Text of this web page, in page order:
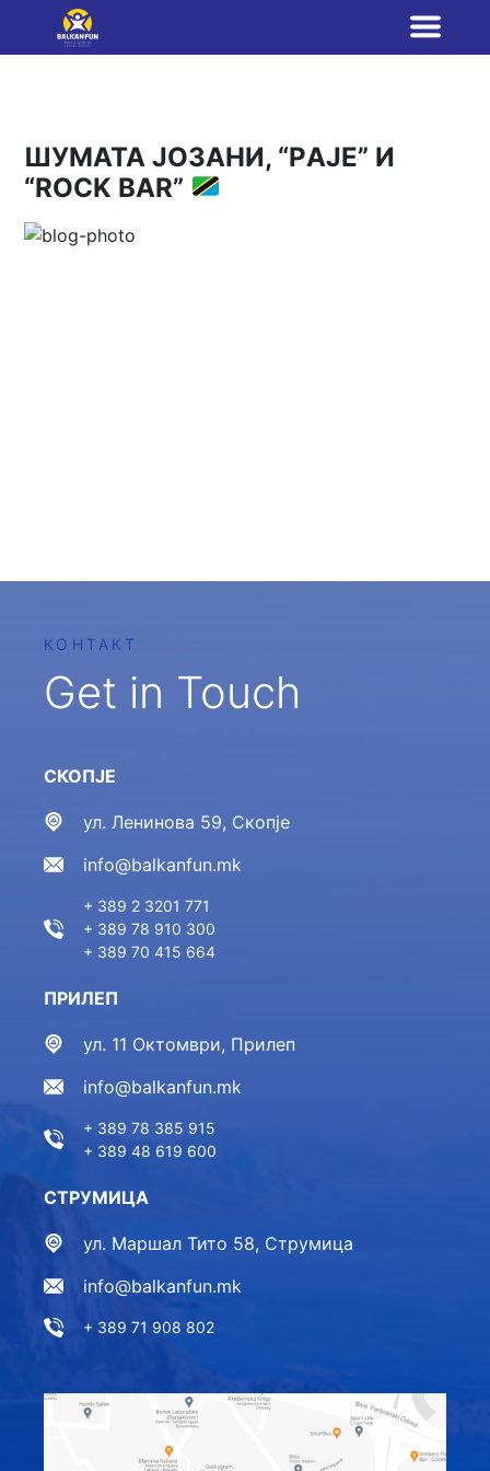
ШУМАТА ЈОЗАНИ, “PАЈЕ” И
“ROCK BAR”
КОНТАКТ
Get in Touch
СКОПЈЕ
ул. Ленинова 59, Скопје
info@balkanfun.mk
+ 389 2 3201 771
+ 389 78 910 300
+ 389 70 415 664
ПРИЛЕП
ул. 11 Октомври, Прилеп
info@balkanfun.mk
+ 389 78 385 915
+ 389 48 619 600
СТРУМИЦА
ул. Маршал Тито 58, Струмица
info@balkanfun.mk
+ 389 71 908 802